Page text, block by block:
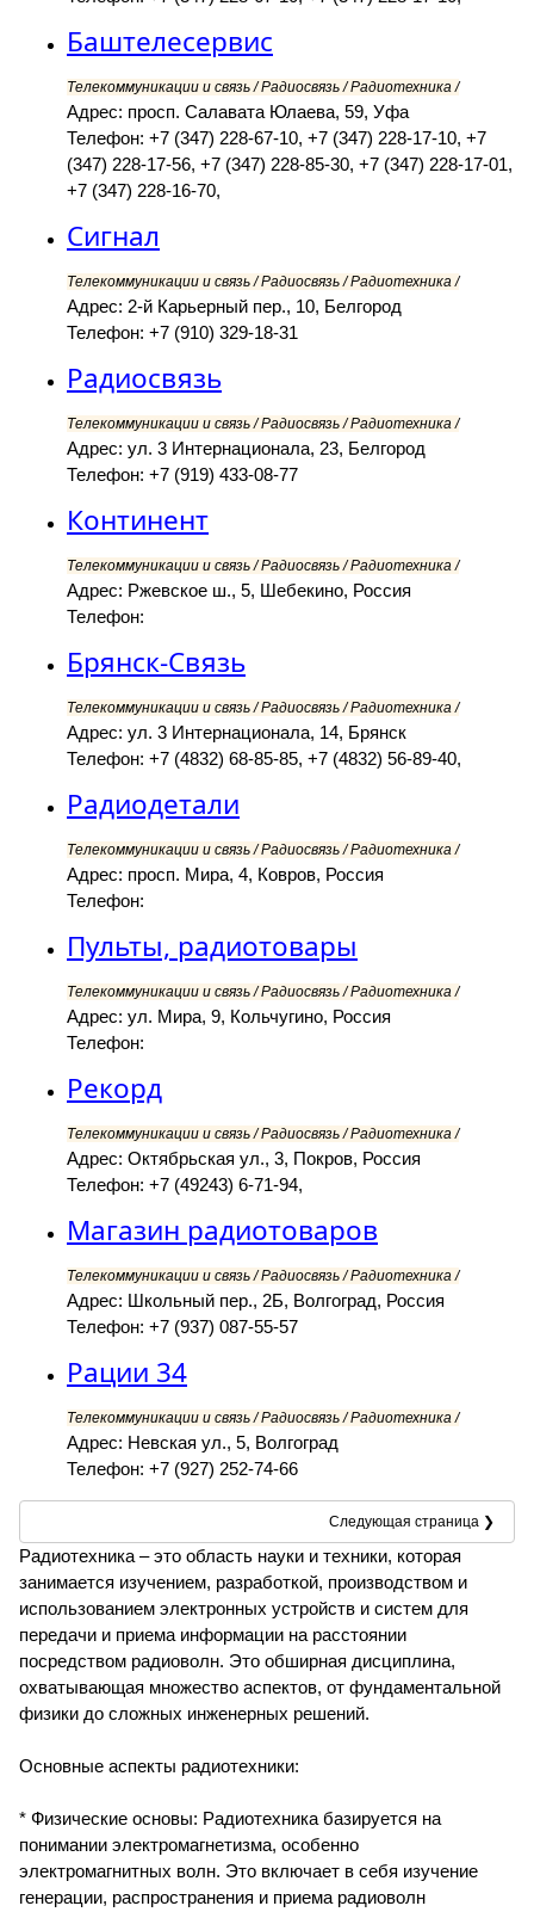
Баштелесервис
Телекоммуникации и связь / Радиосвязь / Радиотехника /
Адрес: просп. Салавата Юлаева, 59, Уфа
Телефон: +7 (347) 228-67-10, +7 (347) 228-17-10, +7
(347) 228-17-56, +7 (347) 228-85-30, +7 (347) 228-17-01,
+7 (347) 228-16-70,
Сигнал
Телекоммуникации и связь / Радиосвязь / Радиотехника /
Адрес: 2-й Карьерный пер., 10, Белгород
Телефон: +7 (910) 329-18-31
Радиосвязь
Телекоммуникации и связь / Радиосвязь / Радиотехника /
Адрес: ул. 3 Интернационала, 23, Белгород
Телефон: +7 (919) 433-08-77
Континент
Телекоммуникации и связь / Радиосвязь / Радиотехника /
Адрес: Ржевское ш., 5, Шебекино, Россия
Телефон:
Брянск-Связь
Телекоммуникации и связь / Радиосвязь / Радиотехника /
Адрес: ул. 3 Интернационала, 14, Брянск
Телефон: +7 (4832) 68-85-85, +7 (4832) 56-89-40,
Радиодетали
Телекоммуникации и связь / Радиосвязь / Радиотехника /
Адрес: просп. Мира, 4, Ковров, Россия
Телефон:
Пульты, радиотовары
Телекоммуникации и связь / Радиосвязь / Радиотехника /
Адрес: ул. Мира, 9, Кольчугино, Россия
Телефон:
Рекорд
Телекоммуникации и связь / Радиосвязь / Радиотехника /
Адрес: Октябрьская ул., 3, Покров, Россия
Телефон: +7 (49243) 6-71-94,
Магазин радиотоваров
Телекоммуникации и связь / Радиосвязь / Радиотехника /
Адрес: Школьный пер., 2Б, Волгоград, Россия
Телефон: +7 (937) 087-55-57
Рации 34
Телекоммуникации и связь / Радиосвязь / Радиотехника /
Адрес: Невская ул., 5, Волгоград
Телефон: +7 (927) 252-74-66
Следующая страница ❯
Радиотехника – это область науки и техники, которая
занимается изучением, разработкой, производством и
использованием электронных устройств и систем для
передачи и приема информации на расстоянии
посредством радиоволн. Это обширная дисциплина,
охватывающая множество аспектов, от фундаментальной
физики до сложных инженерных решений.
Основные аспекты радиотехники:
* Физические основы: Радиотехника базируется на
понимании электромагнетизма, особенно
электромагнитных волн. Это включает в себя изучение
генерации, распространения и приема радиоволн